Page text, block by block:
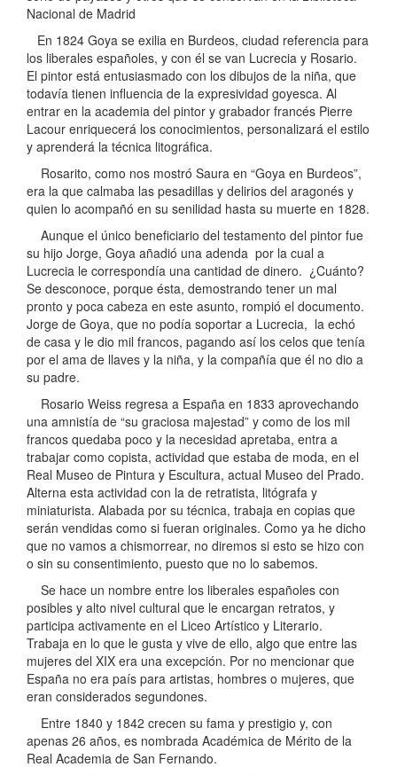
Nacional de Madrid
En 1824 Goya se exilia en Burdeos, ciudad referencia para
los liberales españoles, y con él se van Lucrecia y Rosario.
El pintor está entusiasmado con los dibujos de la niña, que
todavía tienen influencia de la expresividad goyesca. Al
entrar en la academia del pintor y grabador francés Pierre
Lacour enriquecerá los conocimientos, personalizará el estilo
y aprenderá la técnica litográfica.
Rosarito, como nos mostró Saura en “Goya en Burdeos”,
era la que calmaba las pesadillas y delirios del aragonés y
quien lo acompañó en su senilidad hasta su muerte en 1828.
Aunque el único beneficiario del testamento del pintor fue
su hijo Jorge, Goya añadió una adenda por la cual a
Lucrecia le correspondía una cantidad de dinero. ¿Cuánto?
Se desconoce, porque ésta, demostrando tener un mal
pronto y poca cabeza en este asunto, rompió el documento.
Jorge de Goya, que no podía soportar a Lucrecia, la echó
de casa y le dio mil francos, pagando así los celos que tenía
por el ama de llaves y la niña, y la compañía que él no dio a
su padre.
Rosario Weiss regresa a España en 1833 aprovechando
una amnistía de “su graciosa majestad” y como de los mil
francos quedaba poco y la necesidad apretaba, entra a
trabajar como copista, actividad que estaba de moda, en el
Real Museo de Pintura y Escultura, actual Museo del Prado.
Alterna esta actividad con la de retratista, litógrafa y
miniaturista. Alabada por su técnica, trabaja en copias que
serán vendidas como si fueran originales. Como ya he dicho
que no vamos a chismorrear, no diremos si esto se hizo con
o sin su consentimiento, puesto que no lo sabemos.
Se hace un nombre entre los liberales españoles con
posibles y alto nivel cultural que le encargan retratos, y
participa activamente en el Liceo Artístico y Literario.
Trabaja en lo que le gusta y vive de ello, algo que entre las
mujeres del XIX era una excepción. Por no mencionar que
España no era país para artistas, hombres o mujeres, que
eran considerados segundones.
Entre 1840 y 1842 crecen su fama y prestigio y, con
apenas 26 años, es nombrada Académica de Mérito de la
Real Academia de San Fernando.